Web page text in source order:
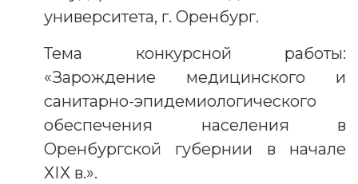
университета, г. Оренбург.
Тема конкурсной работы:
«Зарождение медицинского и
санитарно-эпидемиологического
обеспечения населения в
Оренбургской губернии в начале
ХІХ в.».